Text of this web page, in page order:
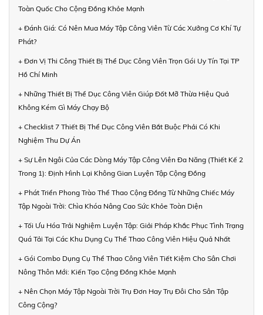
Toàn Quốc Cho Cộng Đồng Khỏe Mạnh
+ Đánh Giá: Có Nên Mua Máy Tập Công Viên Từ Các Xưởng Cơ Khí Tự
Phát?
+ Đơn Vị Thi Công Thiết Bị Thể Dục Công Viên Trọn Gói Uy Tín Tại TP
Hồ Chí Minh
+ Những Thiết Bị Thể Dục Công Viên Giúp Đốt Mỡ Thừa Hiệu Quả
Không Kém Gì Máy Chạy Bộ
+ Checklist 7 Thiết Bị Thể Dục Công Viên Bắt Buộc Phải Có Khi
Nghiệm Thu Dự Án
+ Sự Lên Ngôi Của Các Dòng Máy Tập Công Viên Đa Năng (Thiết Kế 2
Trong 1): Định Hình Lại Không Gian Luyện Tập Cộng Đồng
+ Phát Triển Phong Trào Thể Thao Cộng Đồng Từ Những Chiếc Máy
Tập Ngoài Trời: Chìa Khóa Nâng Cao Sức Khỏe Toàn Diện
+ Tối Ưu Hóa Trải Nghiệm Luyện Tập: Giải Pháp Khắc Phục Tình Trạng
Quá Tải Tại Các Khu Dụng Cụ Thể Thao Công Viên Hiệu Quả Nhất
+ Gói Combo Dụng Cụ Thể Thao Công Viên Tiết Kiệm Cho Sân Chơi
Nông Thôn Mới: Kiến Tạo Cộng Đồng Khỏe Mạnh
+ Nên Chọn Máy Tập Ngoài Trời Trụ Đơn Hay Trụ Đôi Cho Sân Tập
Công Cộng?